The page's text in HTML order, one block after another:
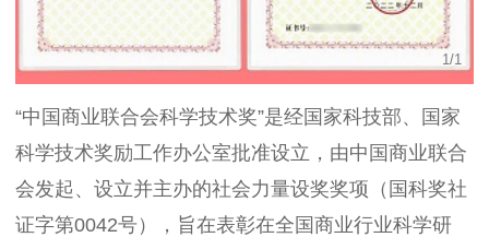
1/1
“中国商业联合会科学技术奖”是经国家科技部、国家
科学技术奖励工作办公室批准设立，由中国商业联合
会发起、设立并主办的社会力量设奖奖项（国科奖社
证字第0042号），旨在表彰在全国商业行业科学研